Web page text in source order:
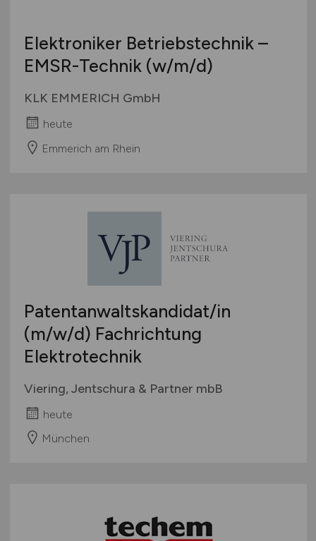
Elektroniker Betriebstechnik –
EMSR-Technik (w/m/d)
KLK EMMERICH GmbH
heute
Emmerich am Rhein
Patentanwaltskandidat/in
(m/w/d) Fachrichtung
Elektrotechnik
Viering, Jentschura & Partner mbB
heute
München